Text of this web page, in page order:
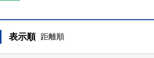
表示順 距離順